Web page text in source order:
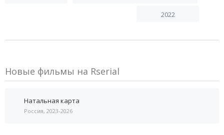
2022
Новые фильмы на Rserial
Натальная карта
Россия, 2023-2026